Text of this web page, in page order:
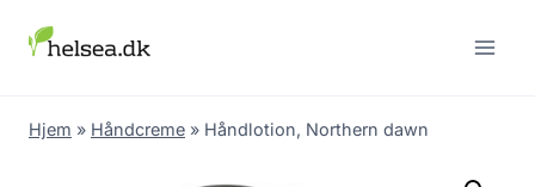
Hjem » Håndcreme » Håndlotion, Northern dawn